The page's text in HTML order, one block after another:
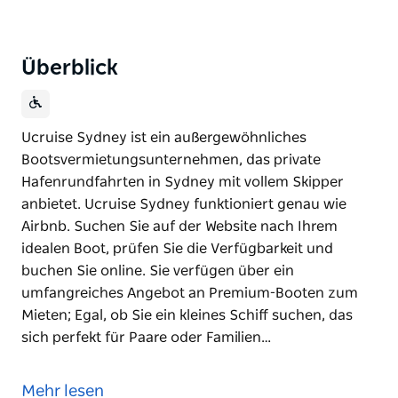
Überblick
Ucruise Sydney ist ein außergewöhnliches
Bootsvermietungsunternehmen, das private
Hafenrundfahrten in Sydney mit vollem Skipper
anbietet. Ucruise Sydney funktioniert genau wie
Airbnb. Suchen Sie auf der Website nach Ihrem
idealen Boot, prüfen Sie die Verfügbarkeit und
buchen Sie online. Sie verfügen über ein
umfangreiches Angebot an Premium-Booten zum
Mieten; Egal, ob Sie ein kleines Schiff suchen, das
sich perfekt für Paare oder Familien…
Bootsvermietungsunternehmen, das private
Mehr lesen